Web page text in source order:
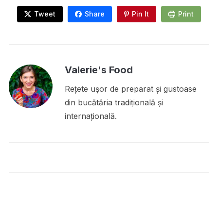
Tweet Share Pin It Print
Valerie's Food
Rețete ușor de preparat și gustoase
din bucătăria tradițională și
internațională.